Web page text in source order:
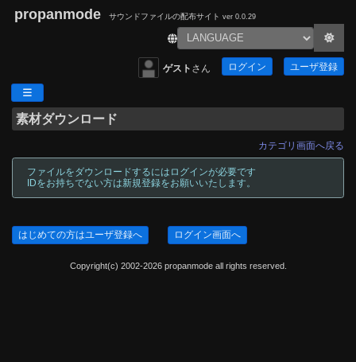
propanmode サウンドファイルの配布サイト ver 0.0.29
ゲスト さん ログイン ユーザ登録
素材ダウンロード
カテゴリ画面へ戻る
ファイルをダウンロードするにはログインが必要です
IDをお持ちでない方は新規登録をお願いいたします。
はじめての方はユーザ登録へ ログイン画面へ
Copyright(c) 2002-2026 propanmode all rights reserved.